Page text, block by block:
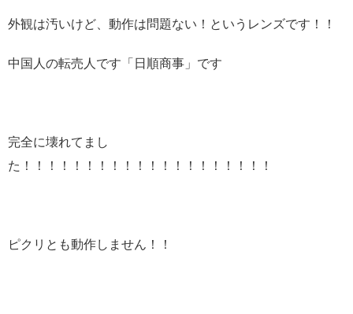
外観は汚いけど、動作は問題ない！というレンズです！！
中国人の転売人です「日順商事」です
完全に壊れてまし
た！！！！！！！！！！！！！！！！！！！！
ピクリとも動作しません！！